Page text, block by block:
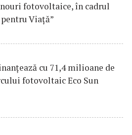
fotovoltaice, în cadrul
Viață”
cu 71,4 milioane de
fotovoltaic Eco Sun